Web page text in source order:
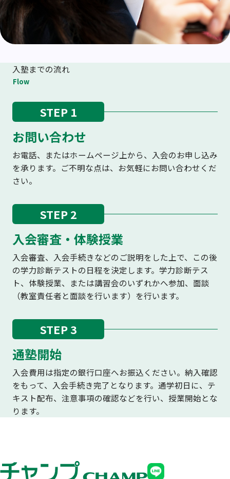
入塾までの流れ
Flow
STEP 1
お問い合わせ
お電話、またはホームページ上から、入会のお申し込み
を承ります。ご不明な点は、お気軽にお問い合わせくだ
さい。
STEP 2
入会審査・体験授業
入会審査、入会手続きなどのご説明をした上で、この後
の学力診断テストの日程を決定します。学力診断テス
ト、体験授業、または講習会のいずれかへ参加、面談
（教室責任者と面談を行います）を行います。
STEP 3
通塾開始
入会費用は指定の銀行口座へお振込ください。納入確認
をもって、入会手続き完了となります。通学初日に、テ
キスト配布、注意事項の確認などを行い、授業開始とな
ります。